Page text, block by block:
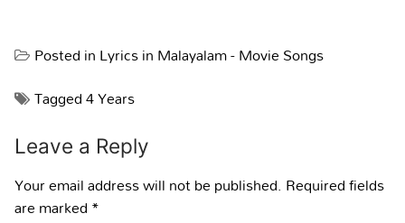
Posted inLyrics in Malayalam - Movie Songs
Tagged4 Years
Leave a Reply
Your email address will not be published. Required fields
are marked*